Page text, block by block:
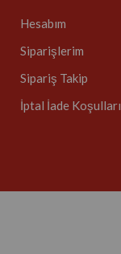
Hesabım
Siparişlerim
Sipariş Takip
İptal İade Koşulları